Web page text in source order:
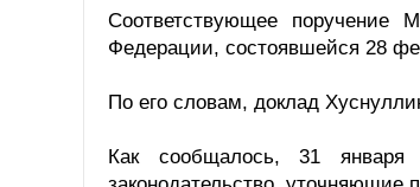
Соответствующее
Федерации, состоявшейся 28
По его словам, доклад
Как сообщалось, 31 января